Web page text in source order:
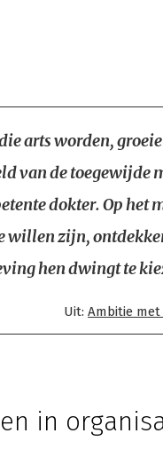
arts worden,
van de toegewijde
dokter. Op het
willen zijn,
hen dwingt te
Uit: Ambitie
in